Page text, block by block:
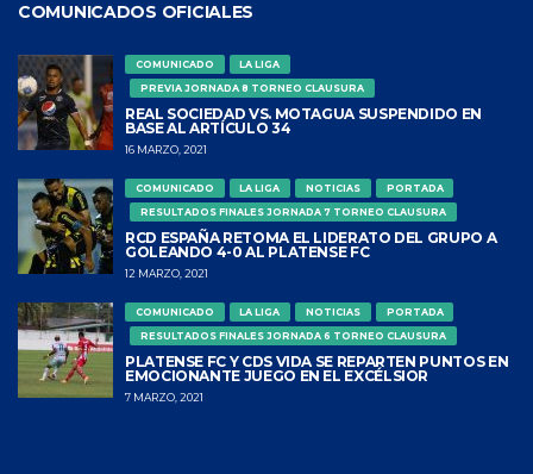
COMUNICADOS OFICIALES
COMUNICADO
LA LIGA
PREVIA JORNADA 8 TORNEO CLAUSURA
REAL SOCIEDAD VS. MOTAGUA SUSPENDIDO EN
BASE AL ARTÍCULO 34
16 MARZO, 2021
COMUNICADO LA LIGA NOTICIAS
PORTADA
RESULTADOS FINALES JORNADA 7 TORNEO CLAUSURA
RCD ESPAÑA RETOMA EL LIDERATO DEL GRUPO A
GOLEANDO 4-0 AL PLATENSE FC
12 MARZO, 2021
COMUNICADO LA LIGA NOTICIAS
PORTADA
RESULTADOS FINALES JORNADA 6 TORNEO CLAUSURA
PLATENSE FC Y CDS VIDA SE REPARTEN PUNTOS EN
EMOCIONANTE JUEGO EN EL EXCÉLSIOR
7 MARZO, 2021